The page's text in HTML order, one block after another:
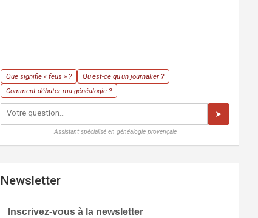
Que signifie « feus » ?
Qu'est-ce qu'un journalier ?
Comment débuter ma généalogie ?
➤
Assistant spécialisé en généalogie provençale
Newsletter
Inscrivez-vous à la newsletter